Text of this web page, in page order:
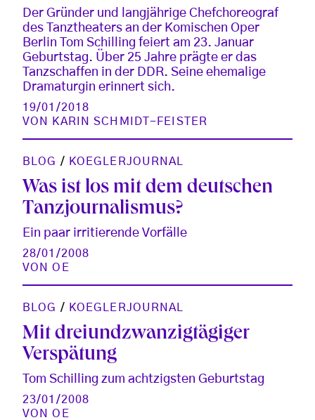
Der Gründer und langjährige Chefchoreograf
des Tanztheaters an der Komischen Oper
Berlin Tom Schilling feiert am 23. Januar
Geburtstag. Über 25 Jahre prägte er das
Tanzschaffen in der DDR. Seine ehemalige
Dramaturgin erinnert sich.
19/01/2018
VON
KARIN SCHMIDT-FEISTER
BLOG / KOEGLERJOURNAL
Was ist los mit dem deutschen
Tanzjournalismus?
Ein paar irritierende Vorfälle
28/01/2008
VONOE
BLOG / KOEGLERJOURNAL
Mit dreiundzwanzigtägiger
Verspätung
Tom Schilling zum achtzigsten Geburtstag
23/01/2008
VONOE